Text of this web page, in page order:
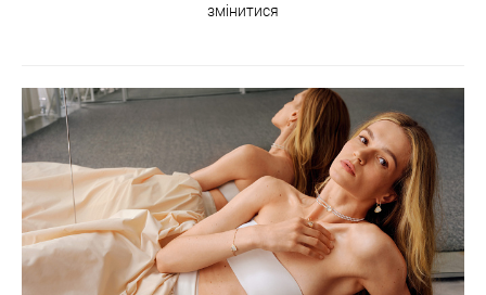
змінитися